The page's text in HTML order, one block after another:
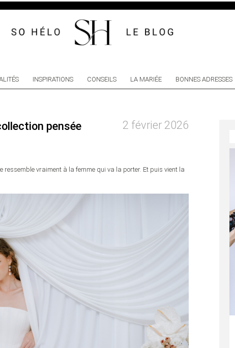
INSPIRATIONS CONSEILS LA MARIÉE BONNES ADRESSES
pensée
2 février 2026
ressemble vraiment à la femme qui va la porter. Et puis vient la